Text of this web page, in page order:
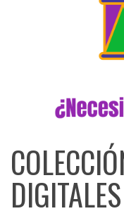
DIGITALES